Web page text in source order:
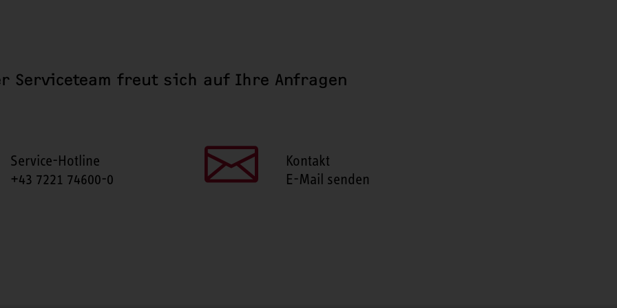
Serviceteam freut sich auf Ihre Anfragen
Service-Hotline
+43 7221 74600-0
Kontakt
E-Mail senden